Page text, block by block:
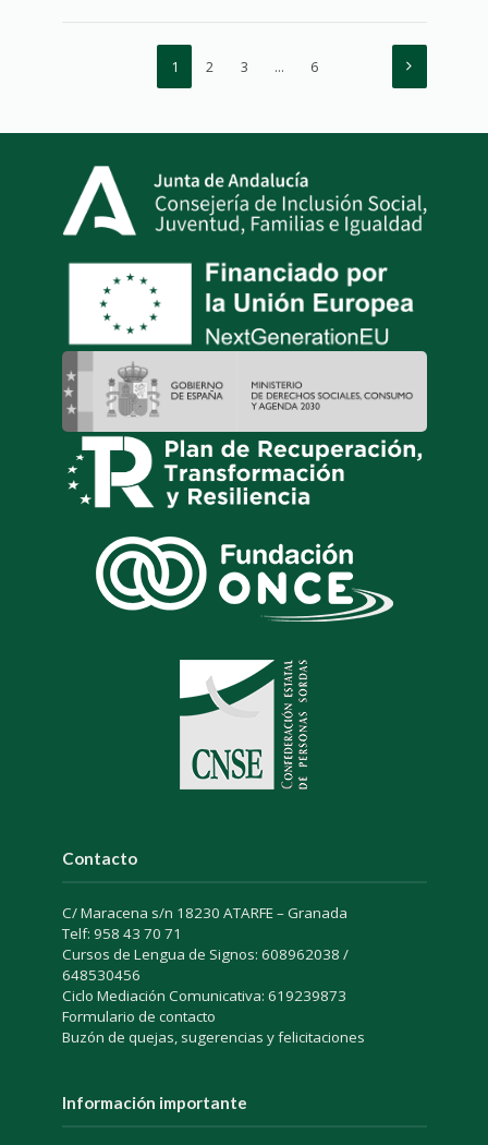
1 2 3 … 6
Contacto
C/ Maracena s/n 18230 ATARFE – Granada
Telf: 958 43 70 71
Cursos de Lengua de Signos: 608962038 /
648530456
Ciclo Mediación Comunicativa: 619239873
Formulario de contacto
Buzón de quejas, sugerencias y felicitaciones
Información importante